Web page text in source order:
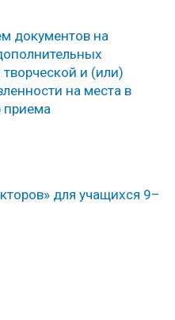
документов на
и (или)
на места в
приема
для учащихся 9–